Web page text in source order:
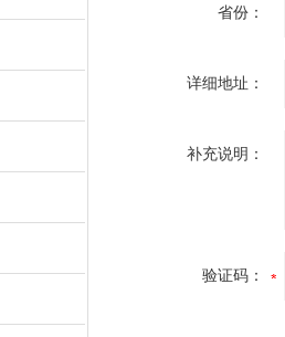
省份：
详细地址：
补充说明：
验证码：